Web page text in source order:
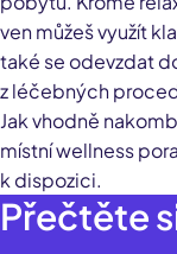
ven můžeš využít
také se odevzdat
z léčebných
Jak vhodně
místní wellness
k dispozici.
Přečtěte